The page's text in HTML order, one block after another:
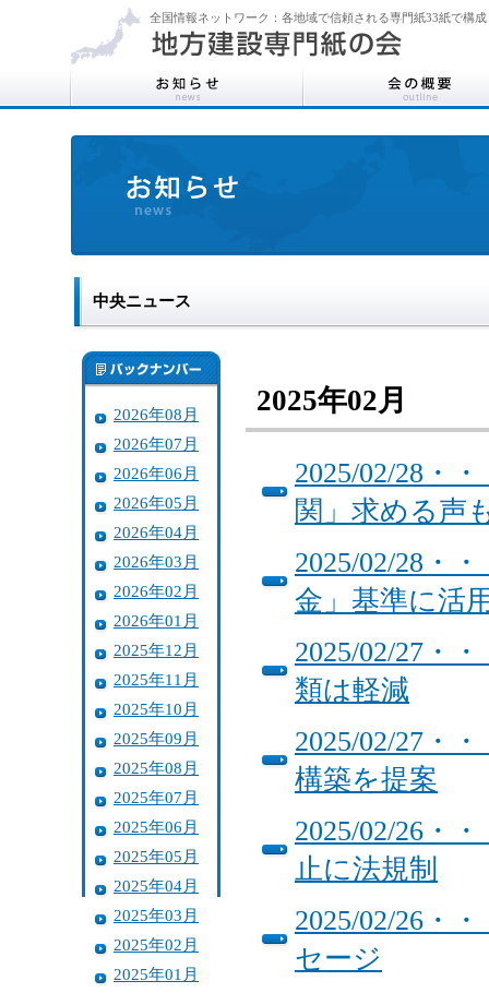
全国情報ネットワーク：各地域で信頼される専門紙33紙で構成
中央ニュース
2026年08月
2026年07月
2026年06月
2026年05月
2026年04月
2026年03月
2026年02月
2026年01月
2025年12月
2025年11月
2025年10月
2025年09月
2025年08月
2025年07月
2025年06月
2025年05月
2025年04月
2025年03月
2025年02月
2025年01月
2025年02月
2025/02/28・
関」求める声
2025/02/28・
金」基準に活
2025/02/27・
類は軽減
2025/02/27・
構築を提案
2025/02/26・
止に法規制
2025/02/26・
セージ